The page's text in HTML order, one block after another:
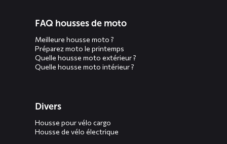
FAQ housses de moto
Meilleure housse moto ?
Préparez moto le printemps
Quelle housse moto extérieur ?
Quelle housse moto intérieur ?
Divers
Housse pour vélo cargo
Housse de vélo électrique